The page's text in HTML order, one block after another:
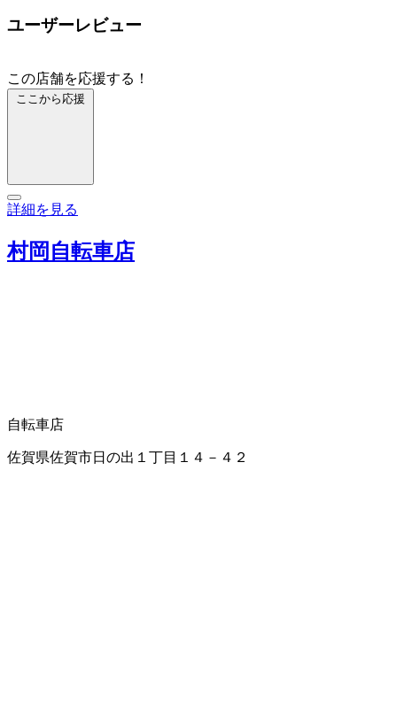
ユーザーレビュー
この店舗を応援する！
ここから応援
詳細を見る
村岡自転車店
自転車店
佐賀県佐賀市日の出１丁目１４－４２